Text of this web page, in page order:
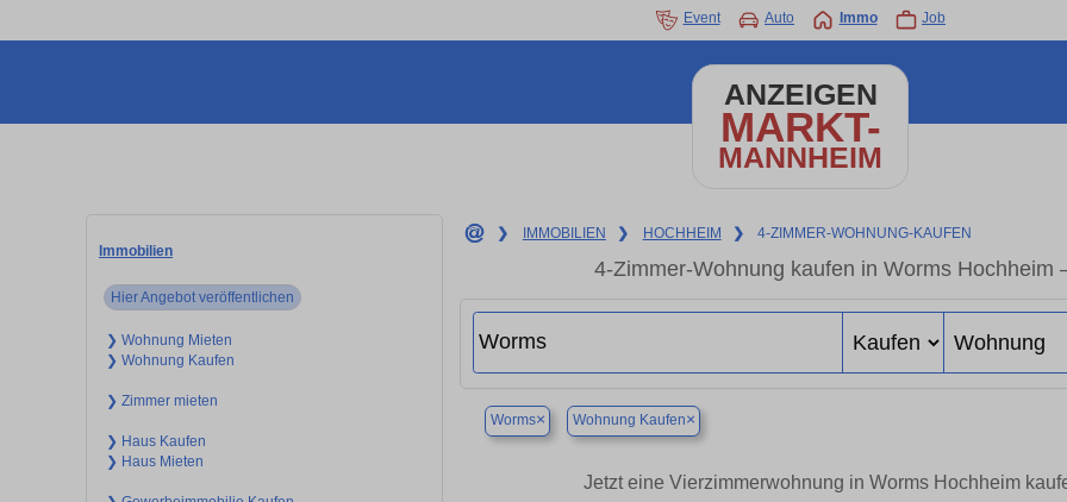
Event Auto Immo Job
ANZEIGEN
MARKT-
MANNHEIM
Immobilien
Hier Angebot veröffentlichen
❯ Wohnung Mieten
❯ Wohnung Kaufen
❯ Zimmer mieten
❯ Haus Kaufen
❯ Haus Mieten
❯ IMMOBILIEN ❯ HOCHHEIM ❯ 4-ZIMMER-WOHNUNG-KAUFEN
4-Zimmer-Wohnung kaufen in Worms Hochheim
Worms× Wohnung Kaufen×
Jetzt eine Vierzimmerwohnung in Worms Hochheim